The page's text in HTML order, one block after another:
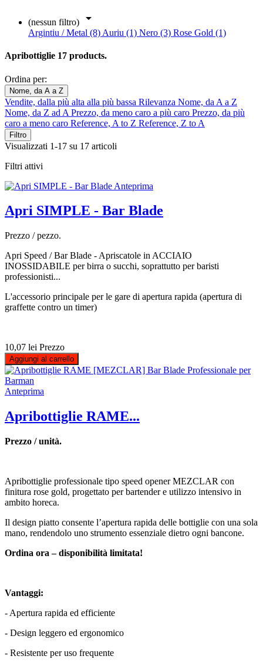
(nessun filtro) 
Argintiu / Metal (8) Auriu (1) Nero (3) Rose Gold (1)
Apribottiglie 17 products.
Ordina per:
Nome, da A a Z
Vendite, dalla più alta alla più bassa Rilevanza Nome, da A a Z
Nome, da Z ad A Prezzo, da meno caro a più caro Prezzo, da più
caro a meno caro Reference, A to Z Reference, Z to A
Filtro
Visualizzati 1-17 su 17 articoli
Filtri attivi
Anteprima
Apri SIMPLE - Bar Blade
Prezzo / pezzo.
Apri Speed ​​​​/ Bar Blade - Apriscatole in ACCIAIO
INOSSIDABILE per birra o succhi, soprattutto per baristi
professionisti...
L'accessorio principale per le gare di apertura rapida (apertura di
graffette contro un timer)
10,07 lei Prezzo
Aggiungi al carrello
Anteprima
Apribottiglie RAME...
Prezzo / unità.
Apribottiglie professionale tipo speed opener MEZCLAR con
finitura rose gold, progettato per bartender e utilizzo intensivo in
ambito horeca.
Il design piatto consente l’apertura rapida delle bottiglie con una sola
mano, rendendolo uno strumento essenziale dietro ogni bancone.
Ordina ora – disponibilità limitata!
Vantaggi:
- Apertura rapida ed efficiente
- Design leggero ed ergonomico
- Resistente per uso frequente